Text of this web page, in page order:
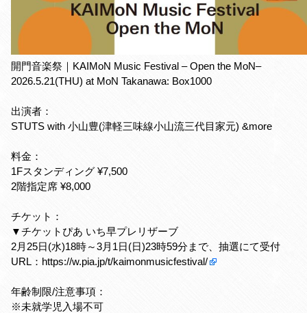
開門音楽祭｜KAIMoN Music Festival – Open the MoN–
2026.5.21(THU) at MoN Takanawa: Box1000
出演者：
STUTS with 小山豊(津軽三味線小山流三代目家元) &more
料金：
1Fスタンディング ¥7,500
2階指定席 ¥8,000
チケット：
▼チケットぴあ いち早プレリザーブ
2月25日(水)18時～3月1日(日)23時59分まで、抽選にて受付
URL： https://w.pia.jp/t/kaimonmusicfestival/
年齢制限/注意事項：
※未就学児入場不可